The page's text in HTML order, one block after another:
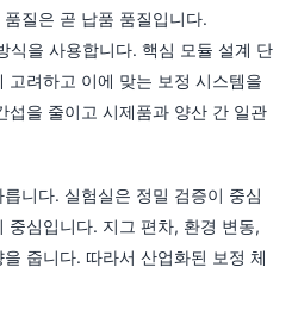
질은 곧 납품 품질입니다.
식을 사용합니다. 핵심 모듈 설계 단
고려하고 이에 맞는 보정 시스템을
섭을 줄이고 시제품과 양산 간 일관
니다. 실험실은 정밀 검증이 중심
중심입니다. 지그 편차, 환경 변동,
줍니다. 따라서 산업화된 보정 체